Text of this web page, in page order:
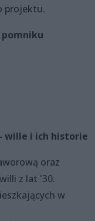
projektu.
pomniku
- wille i ich historie
oraz
z lat '30.
w